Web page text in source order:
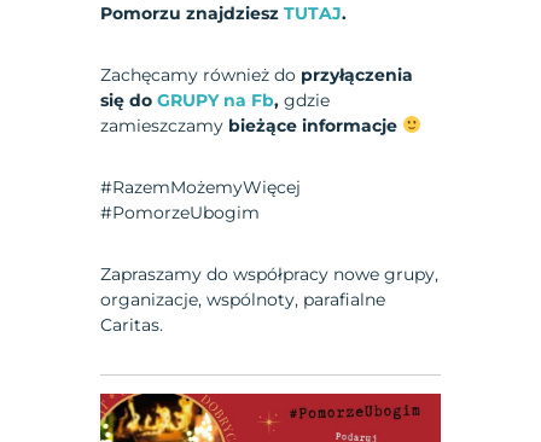
Pomorzu znajdzieszTUTAJ.
Zachęcamy również do przyłączenia
się doGRUPY na Fb, gdzie
zamieszczamy bieżące informacje
#RazemMożemyWięcej
#PomorzeUbogim
Zapraszamy do współpracy nowe grupy,
organizacje, wspólnoty, parafialne
Caritas.